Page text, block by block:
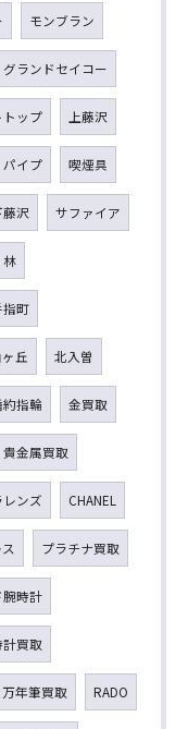
モンブラン
グランドセイコー
ップ 上藤沢
パイプ 喫煙具
藤沢 サファイア
林
指町
丘 北入曽
約指輪 金買取
貴金属買取
ンズ CHANEL
プラチナ買取
腕時計
計買取
万年筆買取 RADO